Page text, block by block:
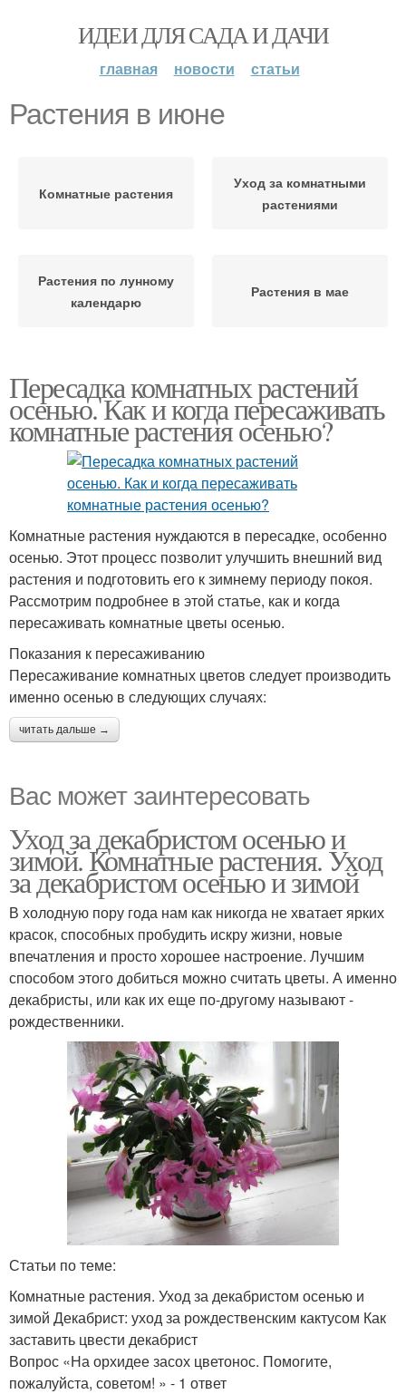
ИДЕИ ДЛЯ САДА И ДАЧИ
главная новости статьи
Растения в июне
Комнатные растения
Уход за комнатными
растениями
Растения по лунному
календарю
Растения в мае
Пересадка комнатных растений
осенью. Как и когда пересаживать
комнатные растения осенью?
Комнатные растения нуждаются в пересадке, особенно
осенью. Этот процесс позволит улучшить внешний вид
растения и подготовить его к зимнему периоду покоя.
Рассмотрим подробнее в этой статье, как и когда
пересаживать комнатные цветы осенью.
Показания к пересаживанию
Пересаживание комнатных цветов следует производить
именно осенью в следующих случаях:
читать дальше →
Вас может заинтересовать
Уход за декабристом осенью и
зимой. Комнатные растения. Уход
за декабристом осенью и зимой
В холодную пору года нам как никогда не хватает ярких
красок, способных пробудить искру жизни, новые
впечатления и просто хорошее настроение. Лучшим
способом этого добиться можно считать цветы. А именно
декабристы, или как их еще по-другому называют -
рождественники.
Статьи по теме:
Комнатные растения. Уход за декабристом осенью и
зимой Декабрист: уход за рождественским кактусом Как
заставить цвести декабрист
Вопрос «На орхидее засох цветонос. Помогите,
пожалуйста, советом! » - 1 ответ